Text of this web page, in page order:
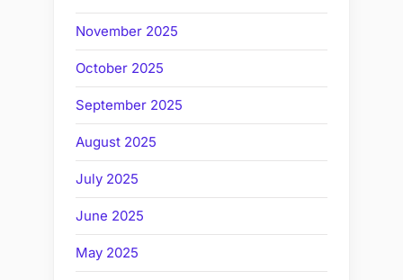
November 2025
October 2025
September 2025
August 2025
July 2025
June 2025
May 2025